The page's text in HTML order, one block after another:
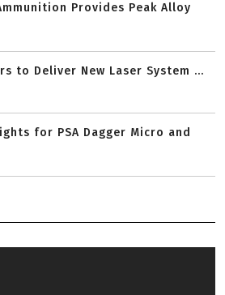
Provides Peak Alloy
to Deliver New Laser System ...
for PSA Dagger Micro and